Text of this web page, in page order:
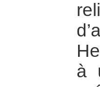
à